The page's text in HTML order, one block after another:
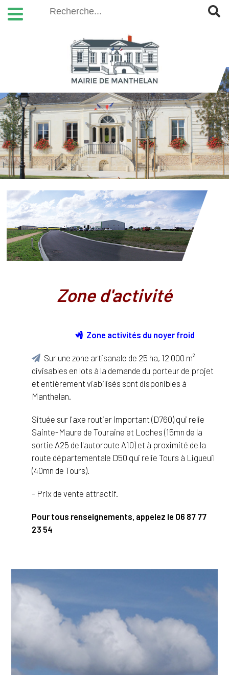
Zone d'activité
Zone activités du noyer froid
Sur une zone artisanale de 25 ha, 12 000 m²
divisables en lots à la demande du porteur de projet
et entièrement viabilisés sont disponibles à
Manthelan.
Située sur l'axe routier important (D760) qui relie
Sainte-Maure de Touraine et Loches (15mn de la
sortie A25 de l'autoroute A10) et à proximité de la
route départementale D50 qui relie Tours à Ligueuil
(40mn de Tours).
- Prix de vente attractif.
Pour tous renseignements, appelez le 06 87 77
23 54